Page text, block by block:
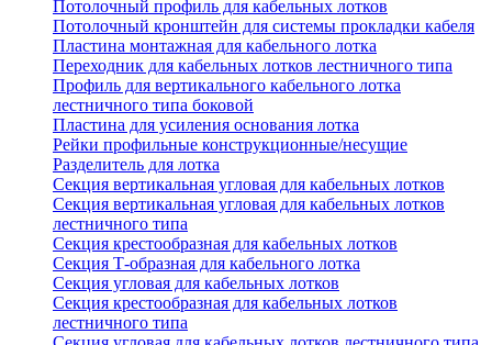
Потолочный профиль для кабельных лотков
Потолочный кронштейн для системы прокладки кабеля
Пластина монтажная для кабельного лотка
Переходник для кабельных лотков лестничного типа
Профиль для вертикального кабельного лотка
лестничного типа боковой
Пластина для усиления основания лотка
Рейки профильные конструкционные/несущие
Разделитель для лотка
Секция вертикальная угловая для кабельных лотков
Секция вертикальная угловая для кабельных лотков
лестничного типа
Секция крестообразная для кабельных лотков
Секция Т-образная для кабельного лотка
Секция угловая для кабельных лотков
Секция крестообразная для кабельных лотков
лестничного типа